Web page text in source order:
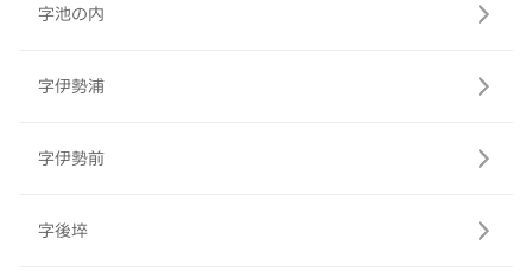
字池の内
字伊勢浦
字伊勢前
字後埣